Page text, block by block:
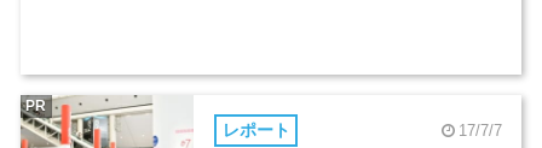
レポート 17/7/7
PR